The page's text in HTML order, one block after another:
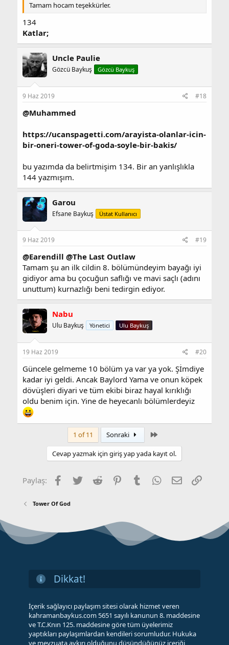
Tamam hocam teşekkürler.
134
Katlar;
Uncle Paulie
Gözcü Baykuş Gözcü Baykuş
9 Haz 2019 #18
@Muhammed
https://ucanspagetti.com/arayista-olanlar-icin-
bir-oneri-tower-of-goda-soyle-bir-bakis/
bu yazımda da belirtmişim 134. Bir an yanlışlıkla
144 yazmışım.
Garou
Efsane Baykuş Üstat Kullanıcı
9 Haz 2019 #19
@Earendill @The Last Outlaw
Tamam şu an ilk cildin 8. bölümündeyim bayağı iyi
gidiyor ama bu çocuğun saflığı ve mavi saçlı (adını
unuttum) kurnazlığı beni tedirgin ediyor.
Nabu
Ulu Baykuş Yönetici Ulu Baykuş
19 Haz 2019 #20
Güncele gelmeme 10 bölüm ya var ya yok. Şİmdiye
kadar iyi geldi. Ancak Baylord Yama ve onun köpek
dövüşleri diyari ve tüm ekibi biraz hayal kırıklığı
oldu benim için. Yine de heyecanlı bölümlerdeyiz
1 of 11 Sonraki
Cevap yazmak için giriş yap yada kayıt ol.
Paylaş: Facebook
Twitter Reddit PinterestTumblr WhatsApp
E-posta
Tower Of God
Dikkat!
İçerik sağlayıcı paylaşım sitesi olarak hizmet veren
kahramanbaykus.com 5651 sayılı kanunun 8. maddesine
ve T.C.Knın 125. maddesine göre tüm üyelerimiz
yaptıkları paylaşımlardan kendileri sorumludur. Hukuka
ve mevzuata aykırı olduğunu düşündüğünüz içeriği